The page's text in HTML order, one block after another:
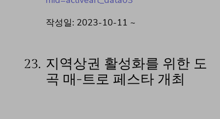
작성일: 2023-10-11 ~
23. 지역상권 활성화를 위한 도
곡 매-트로 페스타 개최